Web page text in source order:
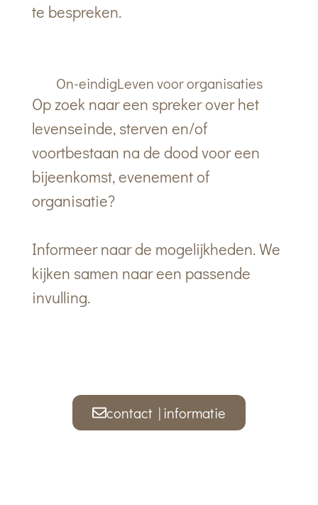
te bespreken.
On-eindigLeven voor organisaties
Op zoek naar een spreker over het
levenseinde, sterven en/of
voortbestaan na de dood voor een
bijeenkomst, evenement of
organisatie?
Informeer naar de mogelijkheden.We
kijken samen naar een passende
invulling.
contact | informatie